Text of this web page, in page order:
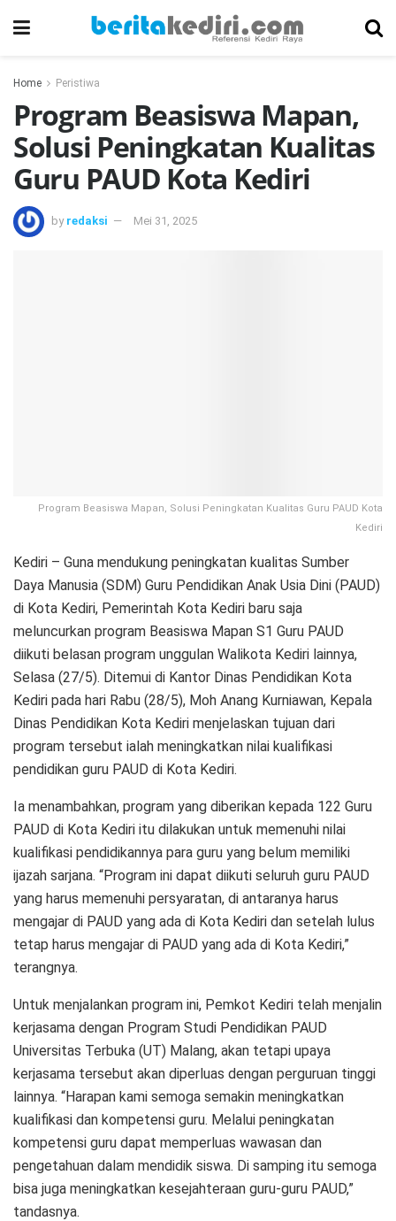
Home Peristiwa
Program Beasiswa Mapan,
Solusi Peningkatan Kualitas
Guru PAUD Kota Kediri
by redaksi Mei 31, 2025
Program Beasiswa Mapan, Solusi Peningkatan Kualitas Guru PAUD Kota
Kediri
Kediri – Guna mendukung peningkatan kualitas Sumber
Daya Manusia (SDM) Guru Pendidikan Anak Usia Dini (PAUD)
di Kota Kediri, Pemerintah Kota Kediri baru saja
meluncurkan program Beasiswa Mapan S1 Guru PAUD
diikuti belasan program unggulan Walikota Kediri lainnya,
Selasa (27/5). Ditemui di Kantor Dinas Pendidikan Kota
Kediri pada hari Rabu (28/5), Moh Anang Kurniawan, Kepala
Dinas Pendidikan Kota Kediri menjelaskan tujuan dari
program tersebut ialah meningkatkan nilai kualifikasi
pendidikan guru PAUD di Kota Kediri.
Ia menambahkan, program yang diberikan kepada 122 Guru
PAUD di Kota Kediri itu dilakukan untuk memenuhi nilai
kualifikasi pendidikannya para guru yang belum memiliki
ijazah sarjana. “Program ini dapat diikuti seluruh guru PAUD
yang harus memenuhi persyaratan, di antaranya harus
mengajar di PAUD yang ada di Kota Kediri dan setelah lulus
tetap harus mengajar di PAUD yang ada di Kota Kediri,”
terangnya.
Untuk menjalankan program ini, Pemkot Kediri telah menjalin
kerjasama dengan Program Studi Pendidikan PAUD
Universitas Terbuka (UT) Malang, akan tetapi upaya
kerjasama tersebut akan diperluas dengan perguruan tinggi
lainnya. “Harapan kami semoga semakin meningkatkan
kualifikasi dan kompetensi guru. Melalui peningkatan
kompetensi guru dapat memperluas wawasan dan
pengetahuan dalam mendidik siswa. Di samping itu semoga
bisa juga meningkatkan kesejahteraan guru-guru PAUD,”
tandasnya.